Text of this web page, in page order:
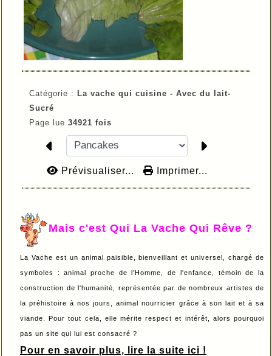
Catégorie : La vache qui cuisine - Avec du lait-
Sucré
Page lue 34921 fois
Prévisualiser... Imprimer...
Mais c'est Qui La Vache Qui Rêve ?
La Vache est un animal paisible, bienveillant et universel, chargé de
symboles : animal proche de l'Homme, de l'enfance, témoin de la
construction de l'humanité, représentée par de nombreux artistes de
la préhistoire à nos jours, animal nourricier grâce à son lait et à sa
viande. Pour tout cela, elle mérite respect et intérêt, alors pourquoi
pas un site qui lui est consacré ?
Pour en savoir plus, lire la suite ici !